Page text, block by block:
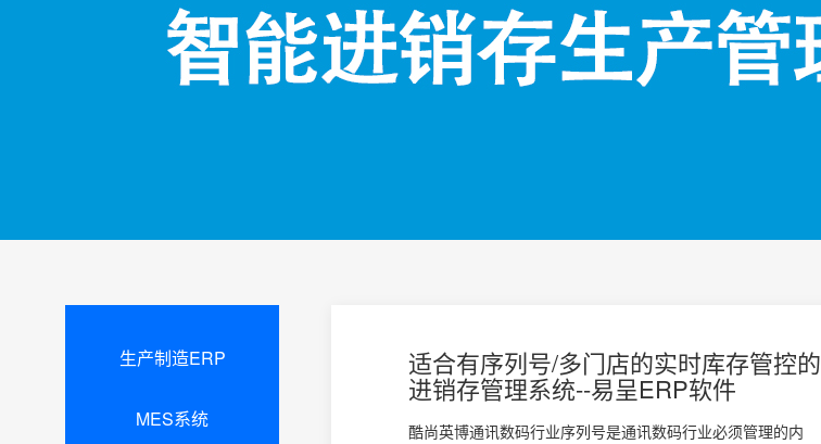
生产制造ERP
MES系统
适合有序列号/多门店的实时库存管控的
进销存管理系统--易呈ERP软件
酷尚英博通讯数码行业序列号是通讯数码行业必须管理的内